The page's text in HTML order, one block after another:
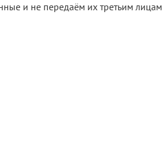
и не передаём их третьим